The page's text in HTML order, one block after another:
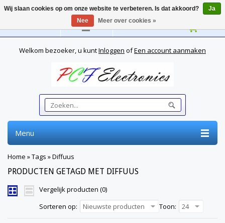
Nederlands
Welkom bezoeker, u kuntInloggen ofEen account aanmaken
Menu
Home »Tags »Diffuus
PRODUCTEN GETAGD MET DIFFUUS
Vergelijk producten (0)
Sorteren op:
Nieuwste producten Toon: 24
Wij slaan cookies op om onze website te verbeteren. Is dat akkoord?
Ja
Nee
Meer over cookies »